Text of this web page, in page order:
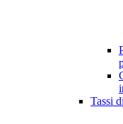
Tassi